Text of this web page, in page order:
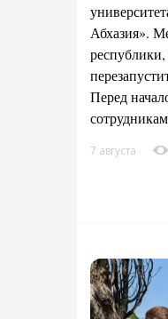
Абхазия».
Перед
7 августа